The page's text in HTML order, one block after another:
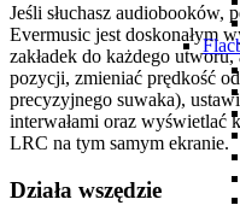
Jeśli słuchasz audiobooków,
Evermusic jest doskonałym
zakładek do każdego
pozycji, zmieniać prędkość
precyzyjnego suwaka),
interwałami oraz wyświetlać
LRC na tym samym ekranie.
Działa wszędzie